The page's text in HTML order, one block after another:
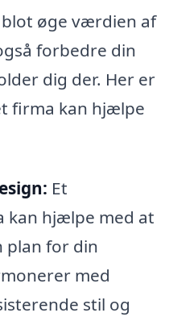
øge værdien af
forbedre din
dig der. Her er
firma kan hjælpe
Et
kan hjælpe med at
plan for din
med
stil og